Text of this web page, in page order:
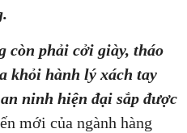
còn phải cởi giày, tháo
khỏi hành lý xách tay
ninh hiện đại sắp được
mới của ngành hàng